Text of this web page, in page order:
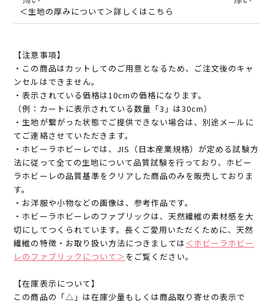
＜生地の厚みについて＞詳しくはこちら
【注意事項】
・この商品はカットしてのご用意となるため、ご注文後のキャ
ンセルはできません。
・表示されている価格は10cmの価格になります。
（例：カートに表示されている数量「3」は30cm）
・生地が繋がった状態でご提供できない場合は、別途メールに
てご連絡させていただきます。
・ホビーラホビーレでは、JIS（日本産業規格）が定める試験方
法に従って全ての生地について品質試験を行っており、ホビー
ラホビーレの品質基準をクリアした商品のみを販売しておりま
す。
・お洋服や小物などの画像は、参考作品です。
・ホビーラホビーレのファブリックは、天然繊維の素材感を大
切にしてつくられています。長くご愛用いただくために、天然
繊維の特徴・お取り扱い方法につきましては＜ホビーラホビー
レのファブリックについて＞ をご覧ください。
【在庫表示について】
この商品の「△」は在庫少量もしくは商品取り寄せの表示で